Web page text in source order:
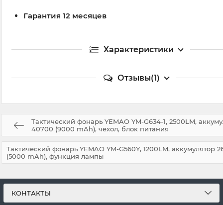
Гарантия 12 месяцев
Характеристики
Отзывы(1)
Тактический фонарь YEMAO YM-G634-1, 2500LM,
40700 (9000 mAh), чехол, блок питания
Тактический фонарь YEMAO YM-G560Y, 1200LM, аккумулятор
(5000 mAh), функция лампы
КОНТАКТЫ